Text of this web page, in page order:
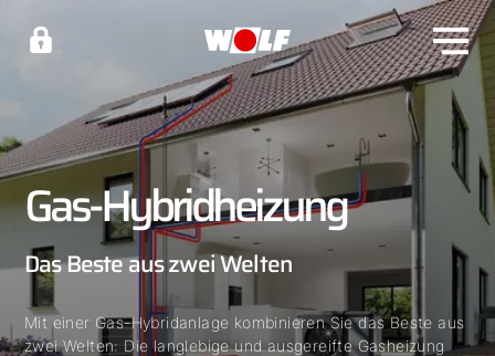
Gas-Hybridheizung
Das Beste aus zwei Welten
Mit einer Gas-Hybridanlage kombinieren Sie das Beste aus
zwei Welten: Die langlebige und ausgereifte Gasheizung